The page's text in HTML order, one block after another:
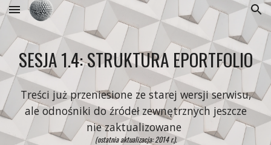
SESJA 1.4: STRUKTURA EPORTFOLIO
Treści już przeniesione ze starej wersji serwisu,
ale odnośniki do źródeł zewnętrznych jeszcze
nie zaktualizowane
(ostatnia aktualizacja: 2014 r.).